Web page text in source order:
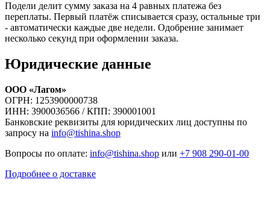
Подели делит сумму заказа на 4 равных платежа без
переплаты. Первый платёж списывается сразу, остальные три
- автоматически каждые две недели. Одобрение занимает
несколько секунд при оформлении заказа.
Юридические данные
ООО «Лагом»
ОГРН: 1253900000738
ИНН: 3900036566 / КПП: 390001001
Банковские реквизиты для юридических лиц доступны по
запросу на info@tishina.shop
Вопросы по оплате: info@tishina.shop или +7 908 290-01-00
Подробнее о доставке